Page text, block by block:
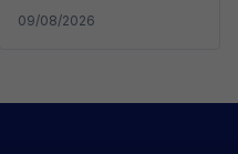
09/08/2026